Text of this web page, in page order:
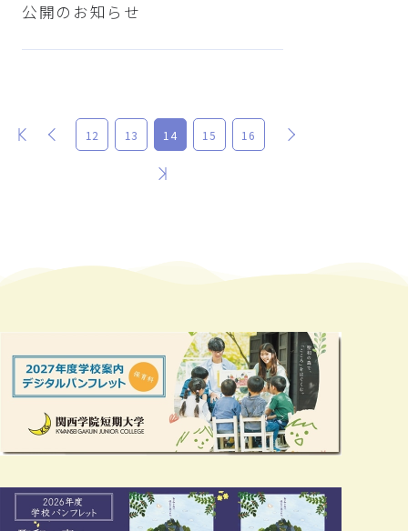
公開のお知らせ
最初 前 12 13 14 15 16
最後